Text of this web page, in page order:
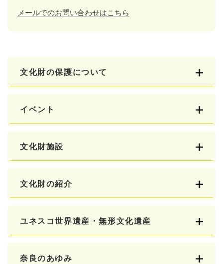
メールでのお問い合わせはこちら
文化財の保護について
イベント
文化財施設
文化財の紹介
ユネスコ世界遺産・無形文化遺産
奈良のあゆみ